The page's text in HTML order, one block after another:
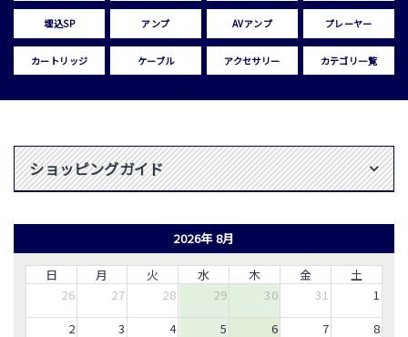
埋込SP アンプ AVアンプ プレーヤー
カートリッジ ケーブル アクセサリー カテゴリ一覧
ショッピングガイド
2026年 8月
日 月 火 水 木 金
土
26
27 28 29 30 31
1
2
3 4 5 6 7
8